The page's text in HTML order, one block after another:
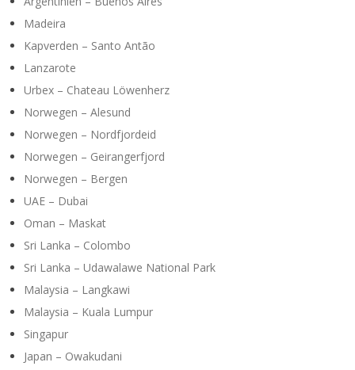
Madeira
Kapverden – Santo Antão
Lanzarote
Urbex – Chateau Löwenherz
Norwegen – Alesund
Norwegen – Nordfjordeid
Norwegen – Geirangerfjord
Norwegen – Bergen
UAE – Dubai
Oman – Maskat
Sri Lanka – Colombo
Sri Lanka – Udawalawe National Park
Malaysia – Langkawi
Malaysia – Kuala Lumpur
Singapur
Japan – Owakudani